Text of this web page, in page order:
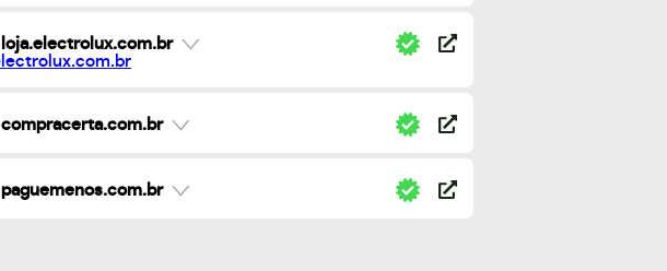
loja.electrolux.com.br
compracerta.com.br
paguemenos.com.br